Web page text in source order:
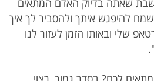
שאתה בדיוק האדם המתאים
להיפגש איתך ולהסביר לך איך
שלי ובאותו הזמן לעזור לנו